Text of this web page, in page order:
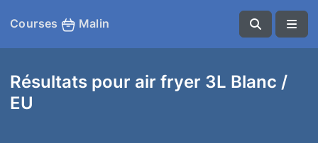
Courses Malin
Résultats pour air fryer 3L Blanc /
EU